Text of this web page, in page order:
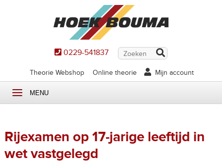
0229-541837
Theorie Webshop Online theorie Mijn account
MENU
Rijexamen op 17-jarige leeftijd in
wet vastgelegd